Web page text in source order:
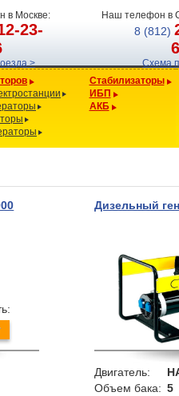
в Москве:
23-
>
Наш телефон в
8 (812)
Схема
Стабилизаторы
ИБП
АКБ
Дизельный
Двигатель:
Объем бака: 5